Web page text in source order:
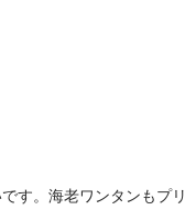
。海老ワンタンもプ